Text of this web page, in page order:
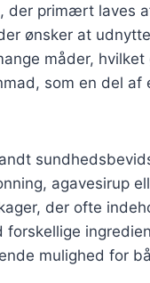
primært laves
ønsker at
måder,
som en del af
agavesirup
der ofte
mulighed for